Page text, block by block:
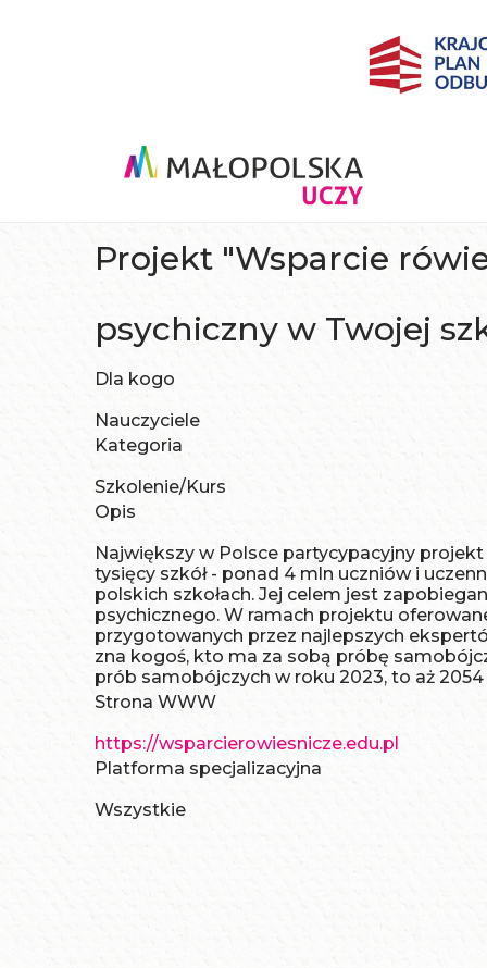
Projekt "Wsparcie
psychiczny w Twojej
Dla kogo
Nauczyciele
Kategoria
Szkolenie/Kurs
Opis
Największy w Polsce partycypacyjny
tysięcy szkół - ponad 4 mln uczniów i
polskich szkołach. Jej celem jest
psychicznego. W ramach projektu
przygotowanych przez najlepszych
zna kogoś, kto ma za sobą próbę
prób samobójczych w roku 2023, to aż 2054
Strona WWW
https://wsparcierowiesnicze.edu.pl
Platforma specjalizacyjna
Wszystkie